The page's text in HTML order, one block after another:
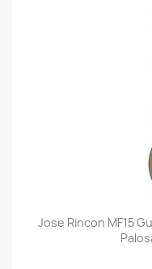
Jose Rincon MF15